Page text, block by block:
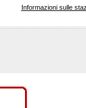
Informazioni sulle